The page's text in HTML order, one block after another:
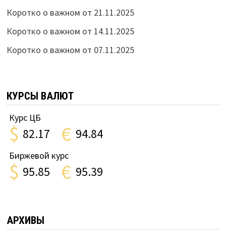
Коротко о важном от 21.11.2025
Коротко о важном от 14.11.2025
Коротко о важном от 07.11.2025
КУРСЫ ВАЛЮТ
Курс ЦБ
$ 82.17 € 94.84
Биржевой курс
$ 95.85 € 95.39
АРХИВЫ